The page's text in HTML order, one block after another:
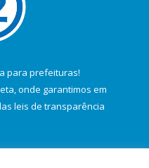
para prefeituras!
onde garantimos em
leis de transparência